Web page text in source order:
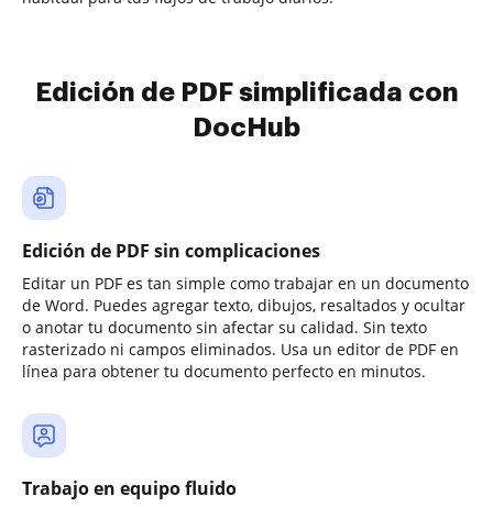
Edición de PDF simplificada con
DocHub
Edición de PDF sin complicaciones
Editar un PDF es tan simple como trabajar en un documento
de Word. Puedes agregar texto, dibujos, resaltados y ocultar
o anotar tu documento sin afectar su calidad. Sin texto
rasterizado ni campos eliminados. Usa un editor de PDF en
línea para obtener tu documento perfecto en minutos.
Trabajo en equipo fluido